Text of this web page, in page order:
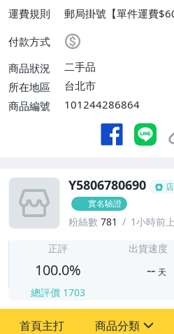
運費規則
郵局掛號【單件運費
滿$20000免運費】
付款方式
商品狀況
二手品
所在地區
台北市
商品編號
101244286864
Y5806780690
實名驗證
粉絲數 781 1小時前
正評
100.0%
總評價 1703
出貨速度
-- 天
首頁主打 商品分類